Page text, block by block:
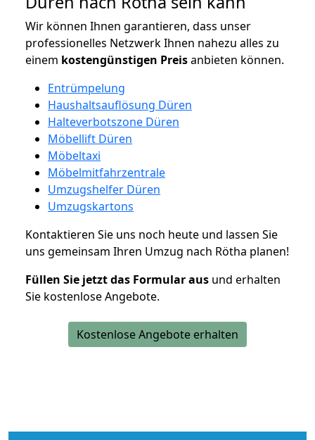
Wir können Ihnen garantieren, dass unser
professionelles Netzwerk Ihnen nahezu alles zu
einem kostengünstigen Preisanbieten können.
Entrümpelung
Haushaltsauflösung Düren
Halteverbotszone Düren
Möbellift Düren
Möbeltaxi
Möbelmitfahrzentrale
Umzugshelfer Düren
Umzugskartons
Kontaktieren Sie uns noch heute und lassen Sie
uns gemeinsam Ihren Umzug nach Rötha planen!
Füllen Sie jetzt das Formular aus und erhalten
Sie kostenlose Angebote.
Kostenlose Angebote erhalten